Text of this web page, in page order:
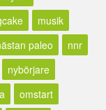
musik
paleo
nnr
nybörjare
omstart